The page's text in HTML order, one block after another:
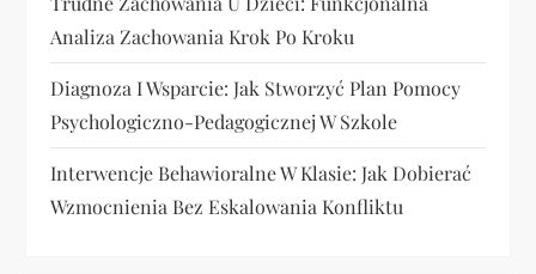
Analiza Zachowania Krok Po Kroku
Diagnoza I Wsparcie: Jak Stworzyć Plan Pomocy
Psychologiczno-Pedagogicznej W Szkole
Interwencje Behawioralne W Klasie: Jak Dobierać
Wzmocnienia Bez Eskalowania Konfliktu